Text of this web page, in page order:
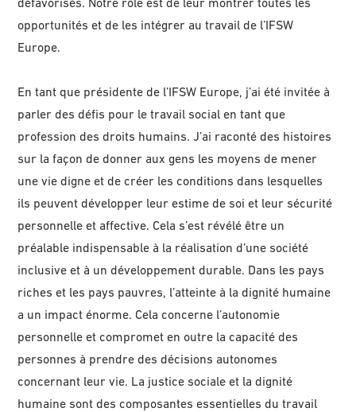
opportunités et de les intégrer au travail de l’IFSW
Europe.
En tant que présidente de l’IFSW Europe, j’ai été invitée à
parler des défis pour le travail social en tant que
profession des droits humains. J’ai raconté des histoires
sur la façon de donner aux gens les moyens de mener
une vie digne et de créer les conditions dans lesquelles
ils peuvent développer leur estime de soi et leur sécurité
personnelle et affective. Cela s’est révélé être un
préalable indispensable à la réalisation d’une société
inclusive et à un développement durable. Dans les pays
riches et les pays pauvres, l’atteinte à la dignité humaine
a un impact énorme. Cela concerne l’autonomie
personnelle et compromet en outre la capacité des
personnes à prendre des décisions autonomes
concernant leur vie. La justice sociale et la dignité
humaine sont des composantes essentielles du travail